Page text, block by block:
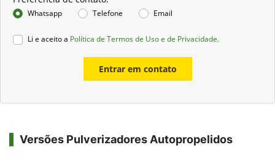
Whatsapp Telefone Email
Li e aceito a Política de Termos de Uso e de Privacidade.
Entrar em contato
Versões Pulverizadores Autopropelidos